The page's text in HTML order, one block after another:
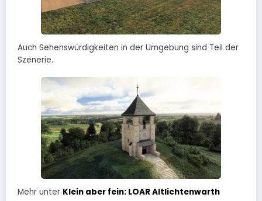
Auch Sehenswürdigkeiten in der Umgebung sind Teil der
Szenerie.
Mehr unter Klein aber fein: LOAR Altlichtenwarth